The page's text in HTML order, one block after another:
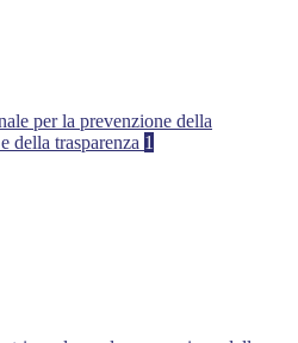
per la prevenzione della
della trasparenza 1